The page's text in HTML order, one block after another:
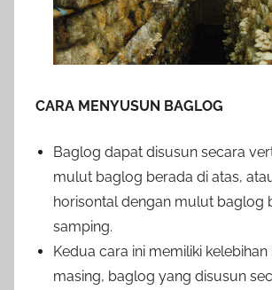
CARA MENYUSUN BAGLOG
Baglog dapat disusun secara
mulut baglog berada di atas,
horisontal dengan mulut baglog
samping.
Kedua cara ini memiliki
masing, baglog yang disusun